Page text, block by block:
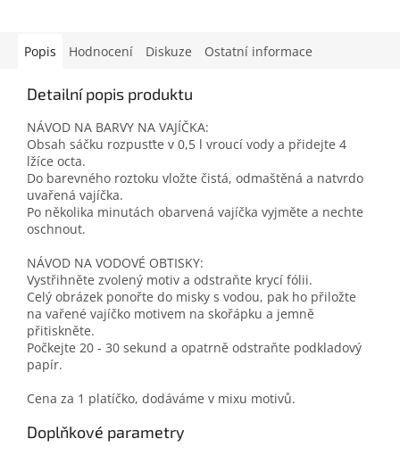
Popis Hodnocení Diskuze Ostatní informace
Detailní popis produktu
NÁVOD NA BARVY NA VAJÍČKA:
Obsah sáčku rozpusťte v 0,5 l vroucí vody a přidejte 4
lžíce octa.
Do barevného roztoku vložte čistá, odmaštěná a natvrdo
uvařená vajíčka.
Po několika minutách obarvená vajíčka vyjměte a nechte
oschnout.
NÁVOD NA VODOVÉ OBTISKY:
Vystřihněte zvolený motiv a odstraňte krycí fólii.
Celý obrázek ponořte do misky s vodou, pak ho přiložte
na vařené vajíčko motivem na skořápku a jemně
přitiskněte.
Počkejte 20 - 30 sekund a opatrně odstraňte podkladový
papír.
Cena za 1 platíčko, dodáváme v mixu motivů.
Doplňkové parametry